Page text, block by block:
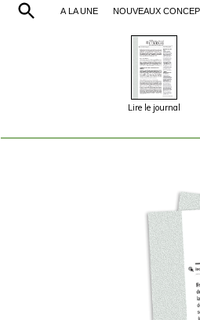
À LA UNE NOUVEAUX
Lire le journal